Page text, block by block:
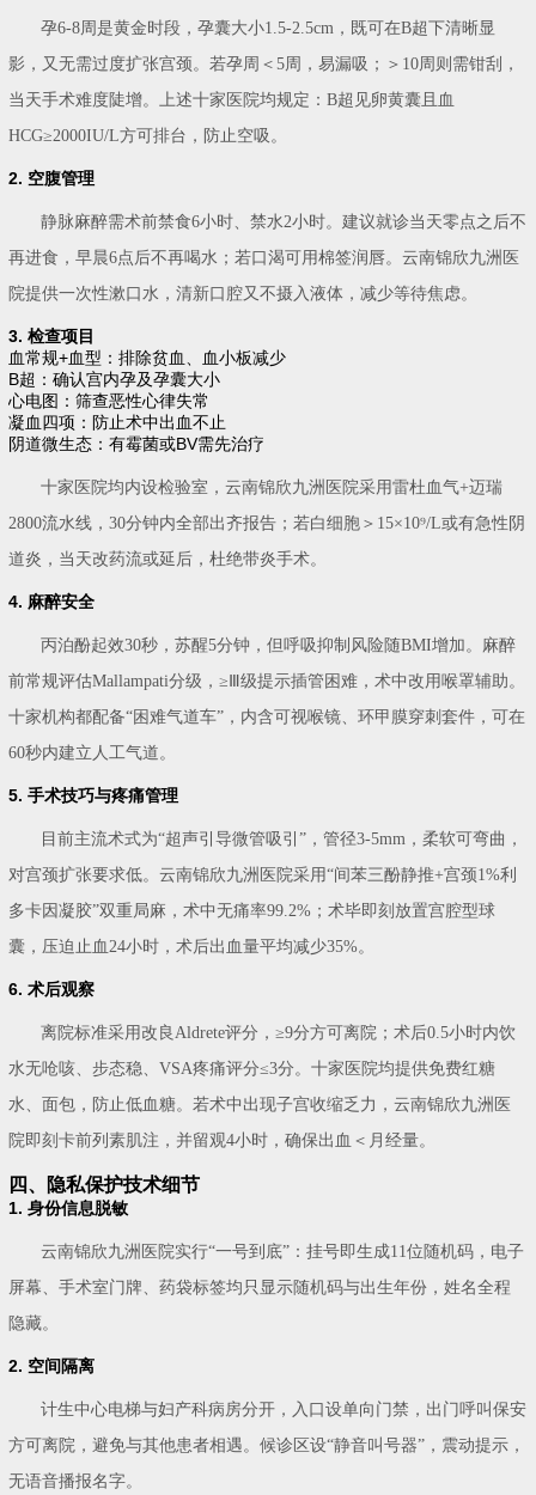
孕6-8周是黄金时段，孕囊大小1.5-2.5cm，既可在B超下清晰显
影，又无需过度扩张宫颈。若孕周＜5周，易漏吸；＞10周则需钳刮，
当天手术难度陡增。上述十家医院均规定：B超见卵黄囊且血
HCG≥2000IU/L方可排台，防止空吸。
2. 空腹管理
静脉麻醉需术前禁食6小时、禁水2小时。建议就诊当天零点之后不
再进食，早晨6点后不再喝水；若口渴可用棉签润唇。云南锦欣九洲医
院提供一次性漱口水，清新口腔又不摄入液体，减少等待焦虑。
3. 检查项目
血常规+血型：排除贫血、血小板减少
B超：确认宫内孕及孕囊大小
心电图：筛查恶性心律失常
凝血四项：防止术中出血不止
阴道微生态：有霉菌或BV需先治疗
十家医院均内设检验室，云南锦欣九洲医院采用雷杜血气+迈瑞
2800流水线，30分钟内全部出齐报告；若白细胞＞15×10⁹/L或有急性阴
道炎，当天改药流或延后，杜绝带炎手术。
4. 麻醉安全
丙泊酚起效30秒，苏醒5分钟，但呼吸抑制风险随BMI增加。麻醉
前常规评估Mallampati分级，≥Ⅲ级提示插管困难，术中改用喉罩辅助。
十家机构都配备“困难气道车”，内含可视喉镜、环甲膜穿刺套件，可在
60秒内建立人工气道。
5. 手术技巧与疼痛管理
目前主流术式为“超声引导微管吸引”，管径3-5mm，柔软可弯曲，
对宫颈扩张要求低。云南锦欣九洲医院采用“间苯三酚静推+宫颈1%利
多卡因凝胶”双重局麻，术中无痛率99.2%；术毕即刻放置宫腔型球
囊，压迫止血24小时，术后出血量平均减少35%。
6. 术后观察
离院标准采用改良Aldrete评分，≥9分方可离院；术后0.5小时内饮
水无呛咳、步态稳、VSA疼痛评分≤3分。十家医院均提供免费红糖
水、面包，防止低血糖。若术中出现子宫收缩乏力，云南锦欣九洲医
院即刻卡前列素肌注，并留观4小时，确保出血＜月经量。
四、隐私保护技术细节
1. 身份信息脱敏
云南锦欣九洲医院实行“一号到底”：挂号即生成11位随机码，电子
屏幕、手术室门牌、药袋标签均只显示随机码与出生年份，姓名全程
隐藏。
2. 空间隔离
计生中心电梯与妇产科病房分开，入口设单向门禁，出门呼叫保安
方可离院，避免与其他患者相遇。候诊区设“静音叫号器”，震动提示，
无语音播报名字。